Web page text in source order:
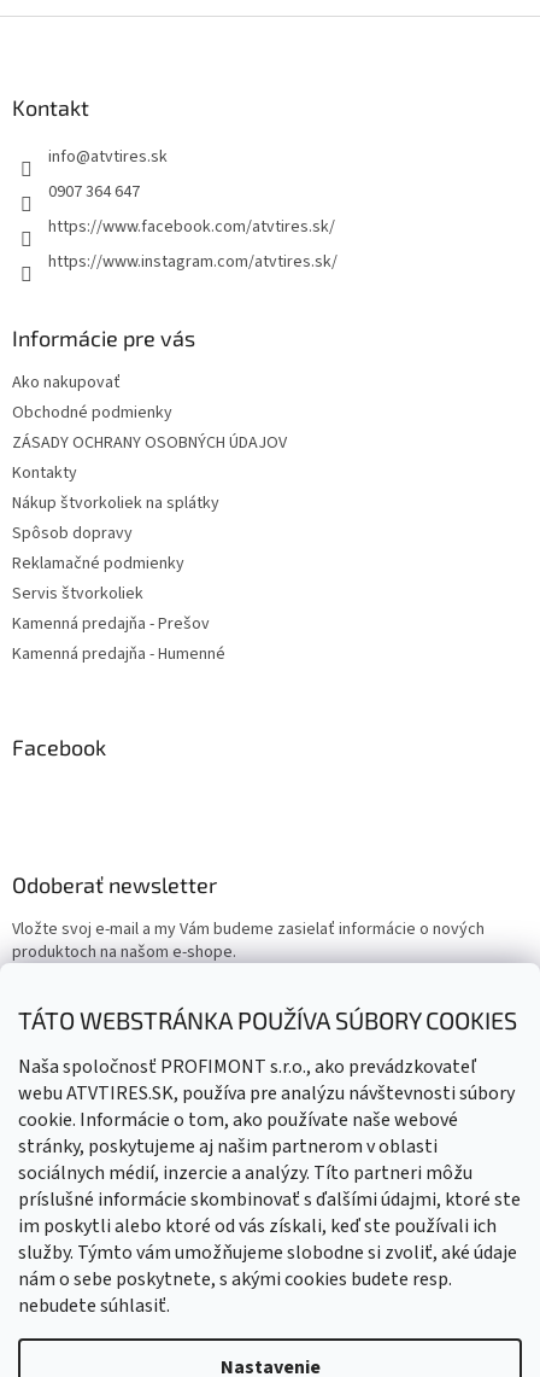
TÁTO WEBSTRÁNKA POUŽÍVA SÚBORY COOKIES
Naša spoločnosť PROFIMONT s.r.o., ako prevádzkovateľ
webu ATVTIRES.SK, používa pre analýzu návštevnosti súbory
cookie. Informácie o tom, ako používate naše webové
stránky, poskytujeme aj našim partnerom v oblasti
sociálnych médií, inzercie a analýzy. Títo partneri môžu
príslušné informácie skombinovať s ďalšími údajmi, ktoré ste
im poskytli alebo ktoré od vás získali, keď ste používali ich
služby. Týmto vám umožňujeme slobodne si zvoliť, aké údaje
nám o sebe poskytnete, s akými cookies budete resp.
nebudete súhlasiť.
Nastavenie
Kontakt
info@atvtires.sk
0907 364 647
https://www.facebook.com/atvtires.sk/
https://www.instagram.com/atvtires.sk/
Informácie pre vás
Ako nakupovať
Obchodné podmienky
ZÁSADY OCHRANY OSOBNÝCH ÚDAJOV
Kontakty
Nákup štvorkoliek na splátky
Spôsob dopravy
Reklamačné podmienky
Servis štvorkoliek
Kamenná predajňa - Prešov
Kamenná predajňa - Humenné
Facebook
Odoberať newsletter
Vložte svoj e-mail a my Vám budeme zasielať informácie o nových
produktoch na našom e-shope.
Email
Vložením e-mailu súhlasíte spodmienkami ochrany osobných
údajov
PRIHLÁSIŤ SA